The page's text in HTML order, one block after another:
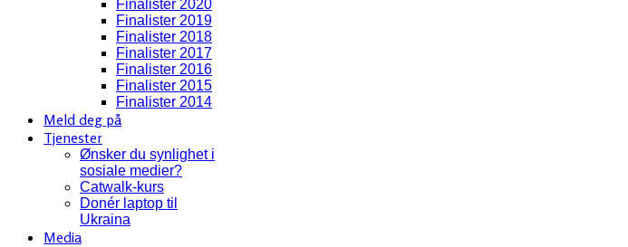
Finalister 2020
Finalister 2019
Finalister 2018
Finalister 2017
Finalister 2016
Finalister 2015
Finalister 2014
Meld deg på
Tjenester
Ønsker du synlighet i
sosiale medier?
Catwalk-kurs
Donér laptop til
Ukraina
Media